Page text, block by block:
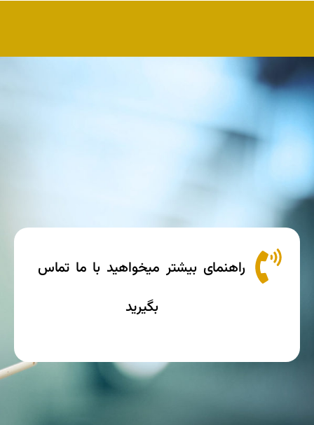
راهنمای بیشتر میخواهید با ما تماس
بگیرید